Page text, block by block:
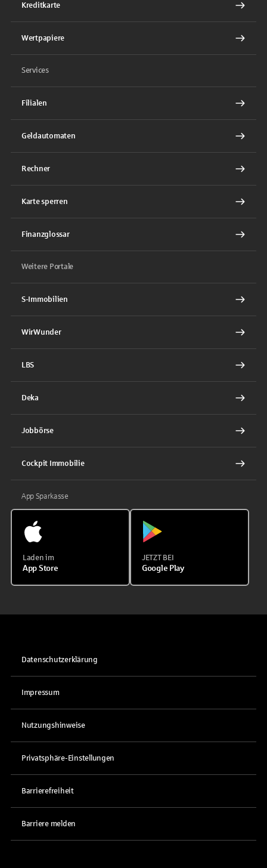
Kreditkarte
Wertpapiere
Services
Filialen
Geldautomaten
Rechner
Karte sperren
Finanzglossar
Weitere Portale
S-Immobilien
WirWunder
LBS
Deka
Jobbörse
Cockpit Immobilie
App Sparkasse
Laden im
App Store
JETZT BEI
Google Play
Datenschutzerklärung
Impressum
Nutzungshinweise
Privatsphäre-Einstellungen
Barrierefreiheit
Barriere melden